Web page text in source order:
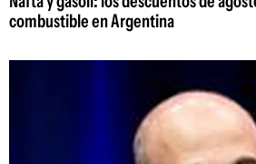
combustible en Argentina